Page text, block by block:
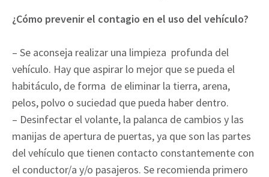
¿Cómo prevenir el contagio en el uso del vehículo?
– Se aconseja realizar una limpieza profunda del
vehículo. Hay que aspirar lo mejor que se pueda el
habitáculo, de forma de eliminar la tierra, arena,
pelos, polvo o suciedad que pueda haber dentro.
– Desinfectar el volante, la palanca de cambios y las
manijas de apertura de puertas, ya que son las partes
del vehículo que tienen contacto constantemente con
el conductor/a y/o pasajeros. Se recomienda primero